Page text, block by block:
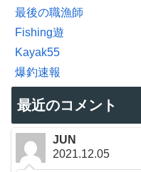
最後の職漁師
Fishing遊
Kayak55
爆釣速報
最近のコメント
JUN
2021.12.05